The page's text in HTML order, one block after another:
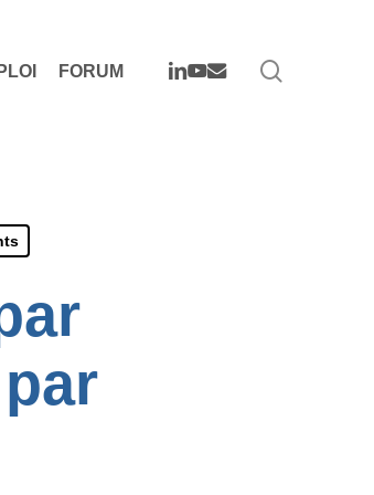
FORUM LINKEDIN
YOUTUBE
EMAIL